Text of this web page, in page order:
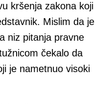
kršenja zakona koji
Mislim da je
niz pitanja pravne
čekalo da
je nametnuo visoki